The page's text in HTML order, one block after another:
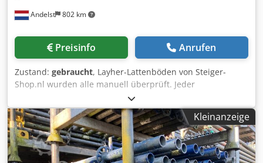
Andelst 802 km
Preisinfo Anrufen
Zustand: gebraucht, Layher-Lattenböden von Steiger-
Shop.nl wurden alle manuell überprüft. Jeder
Spaltenboden, den Sie bei uns kaufen, wurde von unseren
erfahrenen Mitarbeitern auf Qualität geprüft. Dies gilt
sowohl für gebrauchte als auch für neue Spaltenböden.
Immer ein großer Vorrat an Gerüstprodukten. Blitzschnelle
Lieferung in den gesamten Niederlanden. Spaltenböden
können Sie ganz einfach online kaufen Diese
Kleinanzeige